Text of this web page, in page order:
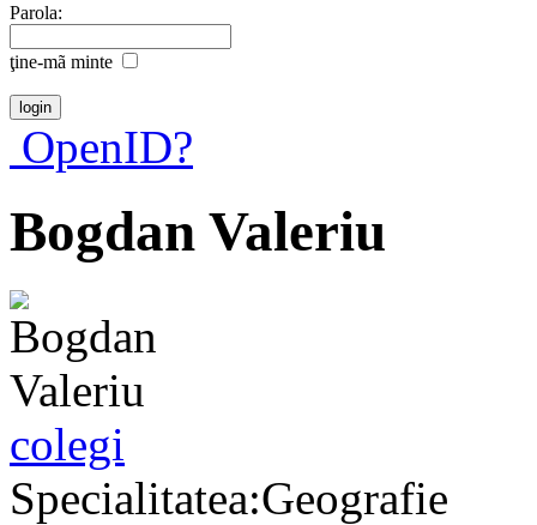
Parola:
ţine-mã minte
OpenID?
Bogdan Valeriu
colegi
Specialitatea:Geografie